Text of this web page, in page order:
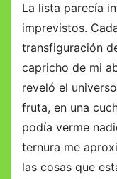
La lista parecía
imprevistos.
transfiguración
capricho de mi
reveló el
fruta, en una
podía verme
ternura me
las cosas que